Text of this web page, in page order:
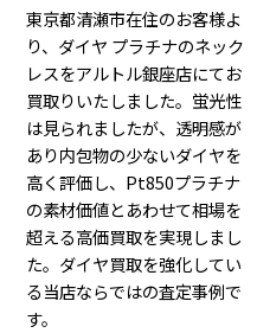
東京都清瀬市在住のお客様よ
り、ダイヤ プラチナのネック
レスをアルトル銀座店にてお
買取りいたしました。蛍光性
は見られましたが、透明感が
あり内包物の少ないダイヤを
高く評価し、Pt850プラチナ
の素材価値とあわせて相場を
超える高価買取を実現しまし
た。ダイヤ買取を強化してい
る当店ならではの査定事例で
す。